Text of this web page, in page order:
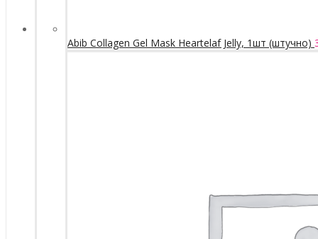
Abib Collagen Gel Mask Heartelaf Jelly, 1шт (штучно)